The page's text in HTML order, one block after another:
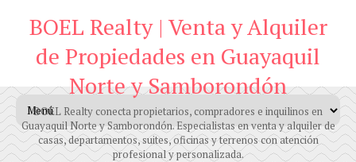
BOEL Realty | Venta y Alquiler
de Propiedades en Guayaquil
Norte y Samborondón
BOEL Realty conecta propietarios, compradores e inquilinos en
Guayaquil Norte y Samborondón. Especialistas en venta y alquiler de
casas, departamentos, suites, oficinas y terrenos con atención
profesional y personalizada.